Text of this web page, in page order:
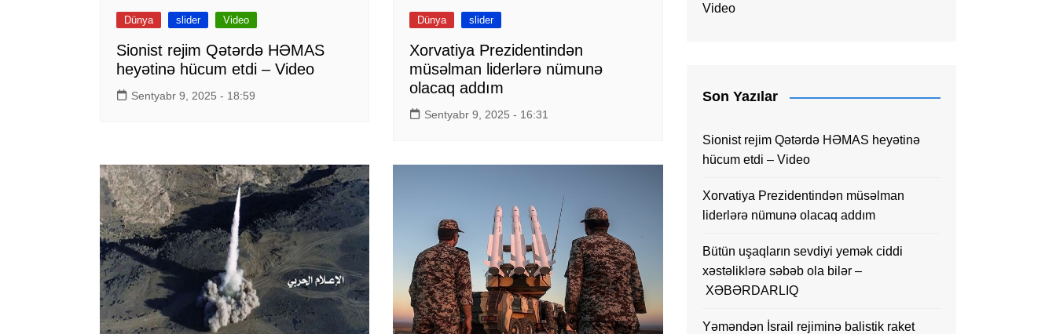
Dünya slider Video
Sionist rejim Qətərdə HƏMAS
heyətinə hücum etdi – Video
Sentyabr 9, 2025 - 18:59
Dünya slider
Xorvatiya Prezidentindən
müsəlman liderlərə nümunə
olacaq addım
Sentyabr 9, 2025 - 16:31
Video
Son Yazılar
Sionist rejim Qətərdə HƏMAS heyətinə
hücum etdi – Video
Xorvatiya Prezidentindən müsəlman
liderlərə nümunə olacaq addım
Bütün uşaqların sevdiyi yemək ciddi
xəstəliklərə səbəb ola bilər –
XƏBƏRDARLIQ
Yəməndən İsrail rejiminə balistik raket